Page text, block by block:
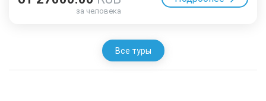
за человека
Все туры